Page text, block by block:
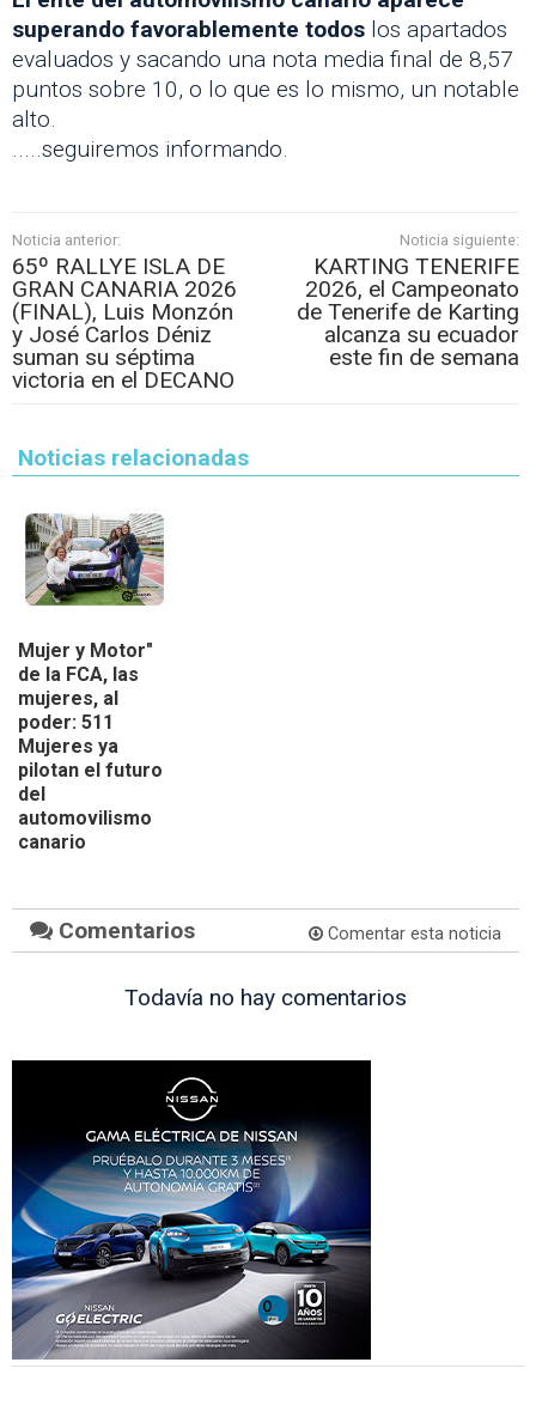
superando favorablemente todos los apartados
evaluados y sacando una nota media final de 8,57
puntos sobre 10, o lo que es lo mismo, un notable
alto.
.....seguiremos informando.
Noticia anterior:
65º RALLYE ISLA DE
GRAN CANARIA 2026
(FINAL), Luis Monzón
y José Carlos Déniz
suman su séptima
victoria en el DECANO
Noticia siguiente:
KARTING TENERIFE
2026, el Campeonato
de Tenerife de Karting
alcanza su ecuador
este fin de semana
Noticias relacionadas
Mujer y Motor"
de la FCA, las
mujeres, al
poder: 511
Mujeres ya
pilotan el futuro
del
automovilismo
canario
Comentarios Comentar esta noticia
Todavía no hay comentarios